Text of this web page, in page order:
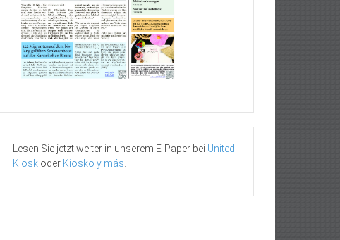
Lesen Sie jetzt weiter in unserem E-Paper bei United
Kiosk oder Kiosko y más